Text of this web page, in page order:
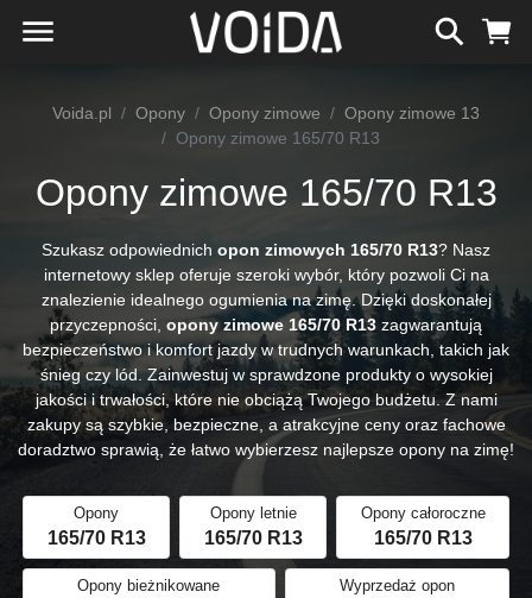
Voida.pl Opony Opony zimowe
Opony zimowe 13
Opony zimowe 165/70 R13
Opony zimowe 165/70 R13
Szukasz odpowiednich opon zimowych 165/70 R13? Nasz
internetowy sklep oferuje szeroki wybór, który pozwoli Ci na
znalezienie idealnego ogumienia na zimę. Dzięki doskonałej
przyczepności, opony zimowe 165/70 R13 zagwarantują
bezpieczeństwo i komfort jazdy w trudnych warunkach, takich jak
śnieg czy lód. Zainwestuj w sprawdzone produkty o wysokiej
jakości i trwałości, które nie obciążą Twojego budżetu. Z nami
zakupy są szybkie, bezpieczne, a atrakcyjne ceny oraz fachowe
doradztwo sprawią, że łatwo wybierzesz najlepsze opony na zimę!
Opony
165/70 R13
Opony letnie
165/70 R13
Opony całoroczne
165/70 R13
Opony bieżnikowane Wyprzedaż opon